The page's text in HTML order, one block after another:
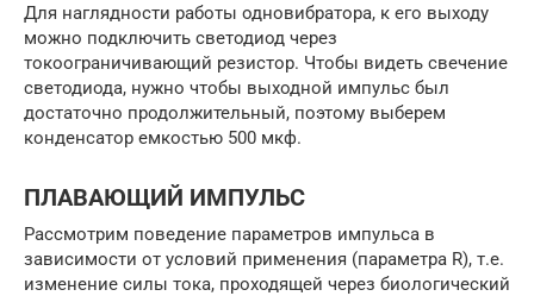
Для наглядности работы одновибратора, к его выходу
можно подключить светодиод через
токоограничивающий резистор. Чтобы видеть свечение
светодиода, нужно чтобы выходной импульс был
достаточно продолжительный, поэтому выберем
конденсатор емкостью 500 мкф.
ПЛАВАЮЩИЙ ИМПУЛЬС
Рассмотрим поведение параметров импульса в
зависимости от условий применения (параметра R), т.е.
изменение силы тока, проходящей через биологический